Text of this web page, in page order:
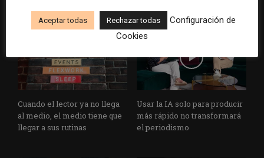
Cuando el lector ya no llega
al medio, el medio tiene que
llegar a sus rutinas
Usar la IA solo para producir
más rápido no transformará
el periodismo
Aceptar todas Rechazar todas
Configuración de
Cookies